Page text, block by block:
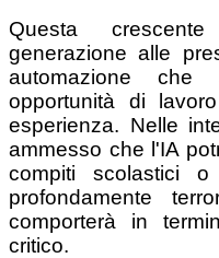
Questa
generazione alle
automazione che
opportunità di
esperienza. Nelle
ammesso che l'IA
compiti scolastici
profondamente
comporterà in
critico.